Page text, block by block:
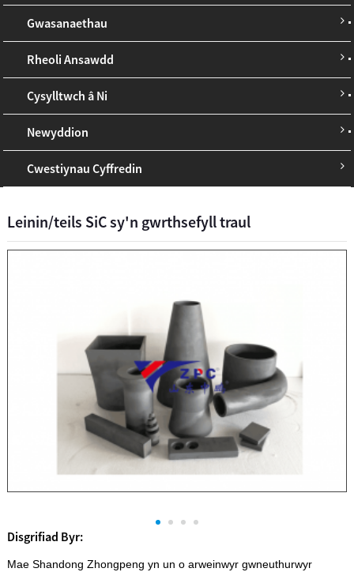
Gwasanaethau
Rheoli Ansawdd
Cysylltwch â Ni
Newyddion
Cwestiynau Cyffredin
Leinin/teils SiC sy'n gwrthsefyll traul
Disgrifiad Byr:
Mae Shandong Zhongpeng yn un o arweinwyr gwneuthurwyr